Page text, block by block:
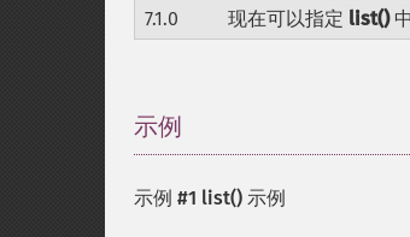
7.1.0
现在可以指定 list()
示例
示例 #1 list() 示例